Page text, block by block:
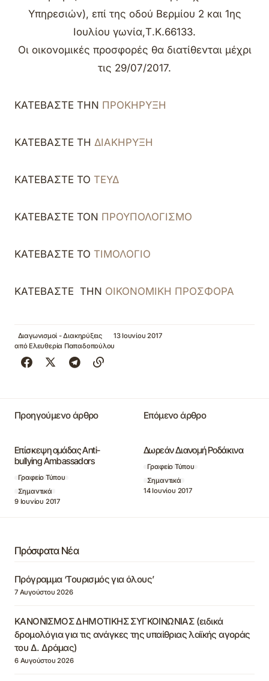
Υπηρεσιών), επί της οδού Βερμίου 2 και 1ης
Ιουλίου γωνία,Τ.Κ.66133.
Οι οικονομικές προσφορές θα διατίθενται μέχρι
τις 29/07/2017.
ΚΑΤΕΒΑΣΤΕ ΤΗΝ ΠΡΟΚΗΡΥΞΗ
ΚΑΤΕΒΑΣΤΕ ΤΗ ΔΙΑΚΗΡΥΞΗ
ΚΑΤΕΒΑΣΤΕ ΤΟ ΤΕΥΔ
ΚΑΤΕΒΑΣΤΕ ΤΟΝ ΠΡΟΥΠΟΛΟΓΙΣΜΟ
ΚΑΤΕΒΑΣΤΕ ΤΟ ΤΙΜΟΛΟΓΙΟ
ΚΑΤΕΒΑΣΤΕ ΤΗΝ ΟΙΚΟΝΟΜΙΚΗ ΠΡΟΣΦΟΡΑ
Διαγωνισμοί - Διακηρύξεις
13 Ιουνίου 2017
από Ελευθερία Παπαδοπούλου
Προηγούμενο άρθρο
Επίσκεψη ομάδας Anti-
bullying Ambassadors
Γραφείο Τύπου
Σημαντικά
9 Ιουνίου 2017
Επόμενο άρθρο
Δωρεάν Διανομή Ροδάκινα
Γραφείο Τύπου
Σημαντικά
14 Ιουνίου 2017
Πρόσφατα Νέα
Πρόγραμμα ‘Τουρισμός για όλους’
7 Αυγούστου 2026
ΚΑΝΟΝΙΣΜΟΣ ΔΗΜΟΤΙΚΗΣ ΣΥΓΚΟΙΝΩΝΙΑΣ (ειδικά
δρομολόγια για τις ανάγκες της υπαίθριας λαϊκής αγοράς
του Δ. Δράμας)
6 Αυγούστου 2026